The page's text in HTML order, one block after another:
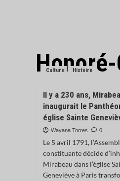
Culture Histoire
Il y a 230 ans,
inaugurait le
église Sainte
Wayana Torres 0
Le 5 avril 1791,
constituante décide
Mirabeau dans l’église
Geneviève à Paris